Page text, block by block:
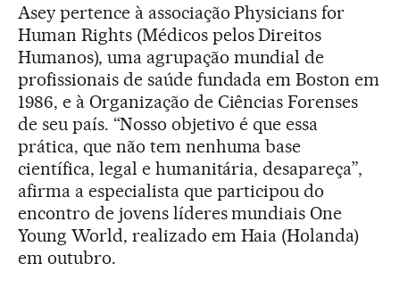
Asey pertence à associação Physicians for
Human Rights (Médicos pelos Direitos
Humanos), uma agrupação mundial de
profissionais de saúde fundada em Boston em
1986, e à Organização de Ciências Forenses
de seu país. “Nosso objetivo é que essa
prática, que não tem nenhuma base
científica, legal e humanitária, desapareça”,
afirma a especialista que participou do
encontro de jovens líderes mundiais One
Young World, realizado em Haia (Holanda)
em outubro.